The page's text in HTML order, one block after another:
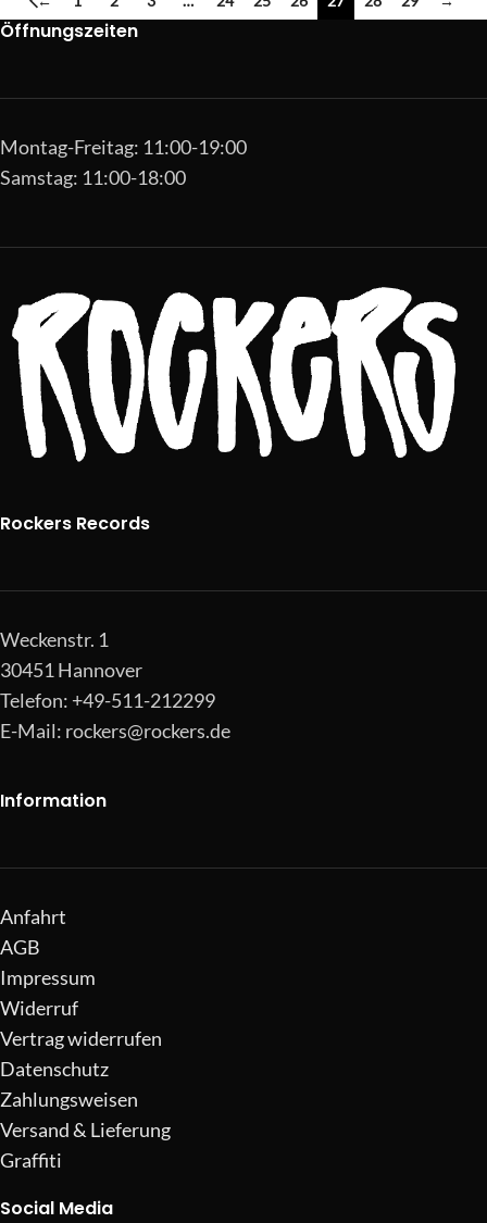
Öffnungszeiten
Montag-Freitag: 11:00-19:00
Samstag: 11:00-18:00
Rockers Records
Weckenstr. 1
30451 Hannover
Telefon: +49-511-212299
E-Mail: rockers@rockers.de
Information
Anfahrt
AGB
Impressum
Widerruf
Vertrag widerrufen
Datenschutz
Zahlungsweisen
Versand & Lieferung
Graffiti
Social Media